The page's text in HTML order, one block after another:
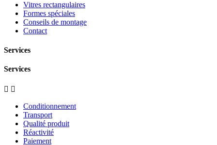
Vitres rectangulaires
Formes spéciales
Conseils de montage
Contact
Services
Services
 
Conditionnement
Transport
Qualité produit
Réactivité
Paiement